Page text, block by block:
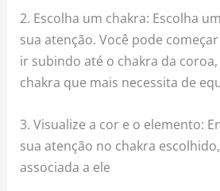
2. Escolha um chakra: Escolha
sua atenção. Você pode
ir subindo até o chakra da
chakra que mais necessita de
3. Visualize a cor e o elemento:
sua atenção no chakra
associada a ele